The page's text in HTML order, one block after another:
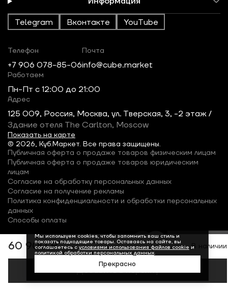
60 900 ₽ В наличии
Добавить в корзину
Telegram Вконтакте YouTube
© 2026, Куб.Маркет. Все права защищены.
Телефон
+7 906 078-85-06
Почта
info@cube.market
Работаем
Пн-Пт c 12:00 до 21:00
Адрес
125 009, Россия, Москва, ул. Тверская, 3, -2 этаж /
Здание отеля The Carlton, Moscow
Показать на карте
Публичная оферта о продаже товаров физическим лицам
Публичная оферта о продаже товаров юридическим
лицам
Согласие на обработку персональных данных
Согласие на получение рекламы
Политика конфиденциальности и обработки персональных
данных
Способы оплаты
Мы используем cookies, чтобы запомнить ваш стиль и
показать подходящие товары. Оставаясь на сайте, вы
соглашаетесь с условиями использования файлов cookie и
политикой обработки персональных данных.
Прекрасно